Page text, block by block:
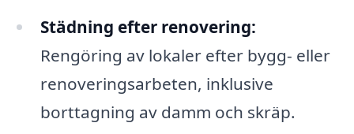
Städning efter renovering:
Rengöring av lokaler efter bygg- eller
renoveringsarbeten, inklusive
borttagning av damm och skräp.